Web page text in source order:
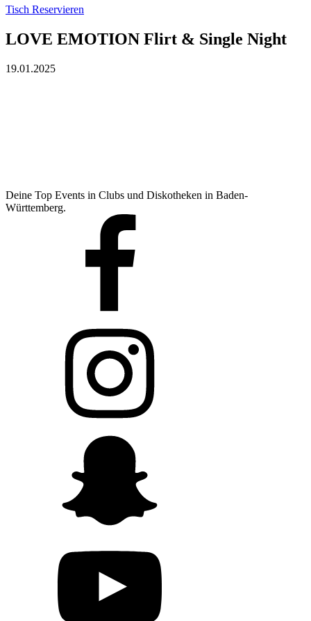
Tisch Reservieren
LOVE EMOTION Flirt & Single Night
19.01.2025
Deine Top Events in Clubs und Diskotheken in Baden-
Württemberg.